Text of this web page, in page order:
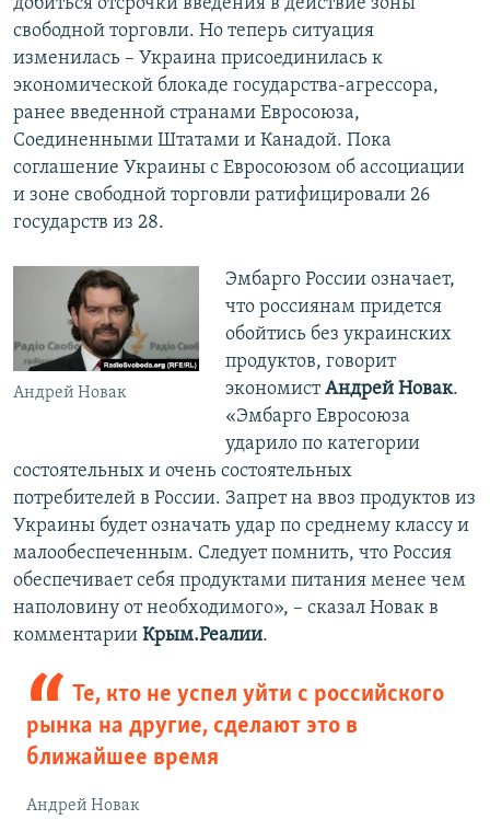
добиться отсрочки введения в действие зоны
свободной торговли. Но теперь ситуация
изменилась – Украина присоединилась к
экономической блокаде государства-агрессора,
ранее введенной странами Евросоюза,
Соединенными Штатами и Канадой. Пока
соглашение Украины с Евросоюзом об ассоциации
и зоне свободной торговли ратифицировали 26
государств из 28.
Андрей Новак
​Эмбарго России означает,
что россиянам придется
обойтись без украинских
продуктов, говорит
экономистАндрей Новак.
«Эмбарго Евросоюза
ударило по категории
состоятельных и очень состоятельных
потребителей в России. Запрет на ввоз продуктов из
Украины будет означать удар по среднему классу и
малообеспеченным. Следует помнить, что Россия
обеспечивает себя продуктами питания менее чем
наполовину от необходимого», – сказал Новак в
комментарии Крым.Реалии.
Те, кто не успел уйти с российского
рынка на другие, сделают это в
ближайшее время
Андрей Новак